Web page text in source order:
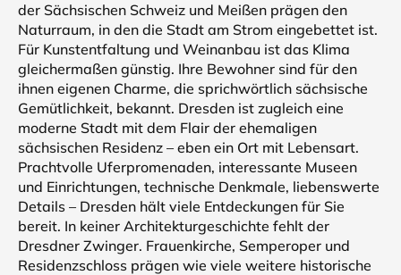
der Sächsischen Schweiz und Meißen prägen den
Naturraum, in den die Stadt am Strom eingebettet ist.
Für Kunstentfaltung und Weinanbau ist das Klima
gleichermaßen günstig. Ihre Bewohner sind für den
ihnen eigenen Charme, die sprichwörtlich sächsische
Gemütlichkeit, bekannt. Dresden ist zugleich eine
moderne Stadt mit dem Flair der ehemaligen
sächsischen Residenz – eben ein Ort mit Lebensart.
Prachtvolle Uferpromenaden, interessante Museen
und Einrichtungen, technische Denkmale, liebenswerte
Details – Dresden hält viele Entdeckungen für Sie
bereit. In keiner Architekturgeschichte fehlt der
Dresdner Zwinger. Frauenkirche, Semperoper und
Residenzschloss prägen wie viele weitere historische